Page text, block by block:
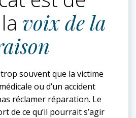
voix de la
souvent que la victime
ou d’un accident
réclamer réparation. Le
de ce qu’il pourrait s’agir